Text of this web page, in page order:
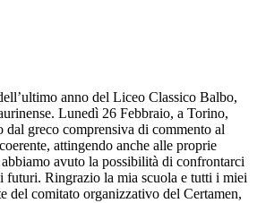
anno del Liceo Classico Balbo,
Lunedì 26 Febbraio, a Torino,
greco comprensiva di commento al
attingendo anche alle proprie
avuto la possibilità di confrontarci
futuri. Ringrazio la mia scuola e tutti i miei
del comitato organizzativo del Certamen,